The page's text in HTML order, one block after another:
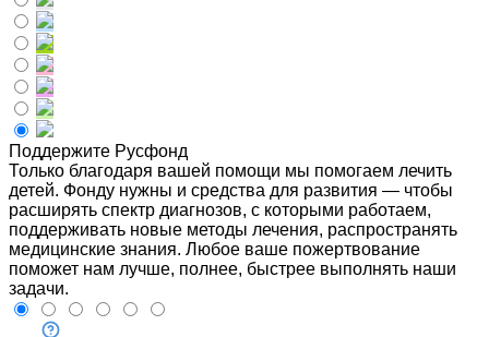
Поддержите Русфонд
Только благодаря вашей помощи мы помогаем лечить
детей. Фонду нужны и средства для развития — чтобы
расширять спектр диагнозов, с которыми работаем,
поддерживать новые методы лечения, распространять
медицинские знания. Любое ваше пожертвование
поможет нам лучше, полнее, быстрее выполнять наши
задачи.